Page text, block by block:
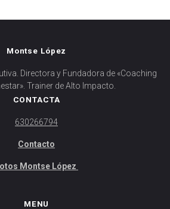
Montse López
Directora y Fundadora de «Coaching
Trainer de Alto Impacto.
CONTACTA
630266794
Contacto
Montse López
MENU